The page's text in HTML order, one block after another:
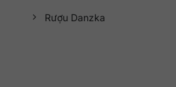
Rượu Danzka